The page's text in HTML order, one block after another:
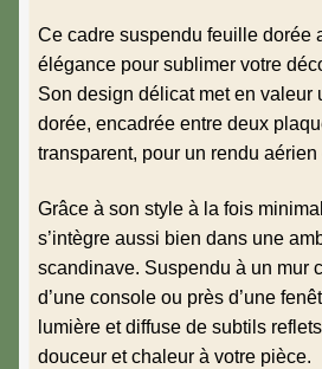
Ce cadre suspendu feuille dorée
élégance pour sublimer votre
Son design délicat met en valeur
dorée, encadrée entre deux
transparent, pour un rendu
Grâce à son style à la fois
s’intègre aussi bien dans une
scandinave. Suspendu à un mur
d’une console ou près d’une
lumière et diffuse de subtils
douceur et chaleur à votre pièce.